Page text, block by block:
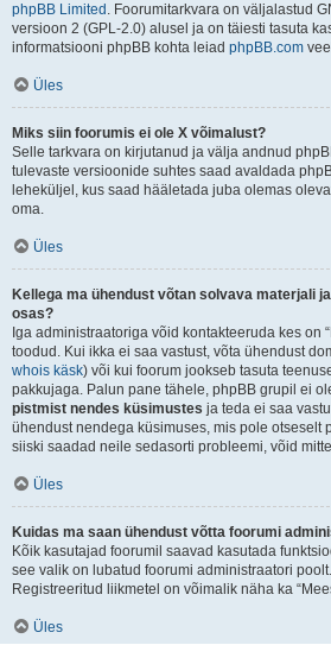
phpBB Limited . Foorumitarkvara on väljalastud
versioon 2 (GPL-2.0) alusel ja on täiesti tasuta
informatsiooni phpBB kohta leiad phpBB.com
Üles
Miks siin foorumis ei ole X võimalust?
Selle tarkvara on kirjutanud ja välja andnud
tulevaste versioonide suhtes saad avaldada
leheküljel, kus saad hääletada juba olemas
oma.
Üles
Kellega ma ühendust võtan solvava materjali
osas?
Iga administraatoriga võid kontakteeruda kes on
toodud. Kui ikka ei saa vastust, võta ühendust
whois käsk) või kui foorum jookseb tasuta
pakkujaga. Palun pane tähele, phpBB grupil ei
pistmist nendes küsimustes ja teda ei saa
ühendust nendega küsimuses, mis pole otseselt
siiski saadad neile sedasorti probleemi, võid
Üles
Kuidas ma saan ühendust võtta foorumi
Kõik kasutajad foorumil saavad kasutada
see valik on lubatud foorumi administraatori poolt.
Registreeritud liikmetel on võimalik näha ka
Üles